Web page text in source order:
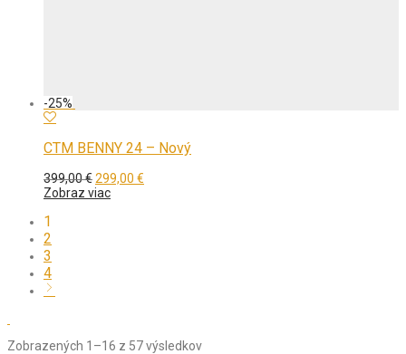
-25%
CTM BENNY 24 – Nový
399,00€Pôvodná
cena
299,00 €
Zobraz viac
1
2
3
4
Zobrazených 1–16 z 57 výsledkov